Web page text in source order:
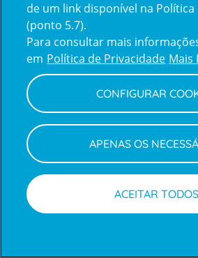
Centro de Apoio ao Cliente | Política de
de um link disponível na Política
(ponto 5.7).
Para consultar mais
em Política de Privacidade Mais
CONFIGURAR
APENAS OS
ACEITAR TODOS